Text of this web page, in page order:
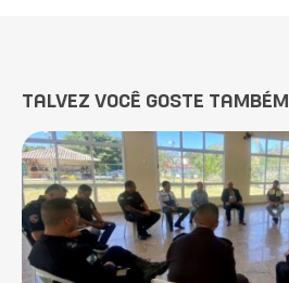
TALVEZ VOCÊ GOSTE TAMBÉM